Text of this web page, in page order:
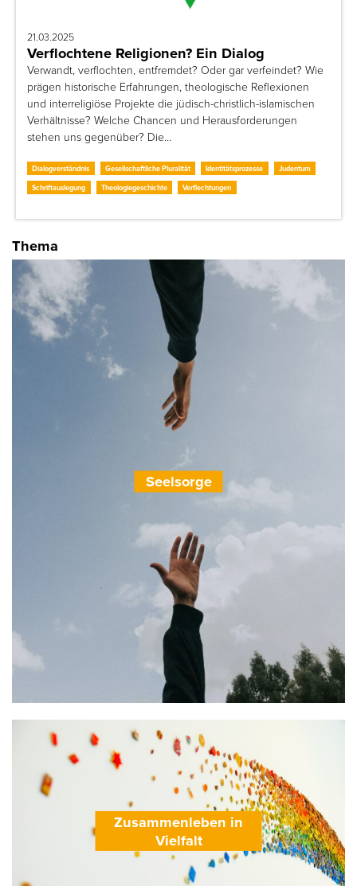
21.03.2025
Verflochtene Religionen? Ein Dialog
Verwandt, verflochten, entfremdet? Oder gar verfeindet? Wie
prägen historische Erfahrungen, theologische Reflexionen
und interreligiöse Projekte die jüdisch-christlich-islamischen
Verhältnisse? Welche Chancen und Herausforderungen
stehen uns gegenüber? Die…
Dialogverständnis Gesellschaftliche Pluralität Identitätsprozesse
Judentum
Schriftauslegung
Theologiegeschichte Verflechtungen
Thema
Seelsorge
Zusammenleben in
Vielfalt